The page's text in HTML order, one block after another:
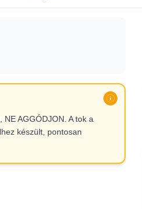
AGGÓDJON. A tok a
készült, pontosan